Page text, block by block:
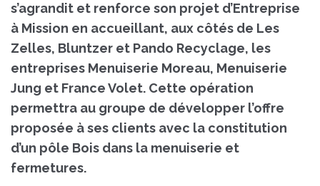
s’agrandit et renforce son projet d’Entreprise
à Mission en accueillant, aux côtés de Les
Zelles, Bluntzer et Pando Recyclage, les
entreprises Menuiserie Moreau, Menuiserie
Jung et France Volet. Cette opération
permettra au groupe de développer l’offre
proposée à ses clients avec la constitution
d’un pôle Bois dans la menuiserie et
fermetures.